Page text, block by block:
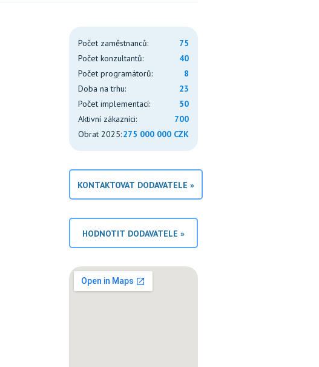
Počet zaměstnanců:
75
Počet konzultantů:
40
Počet programátorů:
8
Doba na trhu:
23
Počet implementací:
50
Aktivní zákazníci:
700
Obrat 2025:275 000 000 CZK
KONTAKTOVAT DODAVATELE »
HODNOTIT DODAVATELE »